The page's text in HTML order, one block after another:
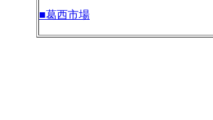
■葛西市場